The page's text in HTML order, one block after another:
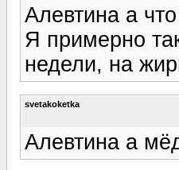
Алевтина а
Я примерно
недели, на
svetakoketka
Алевтина а